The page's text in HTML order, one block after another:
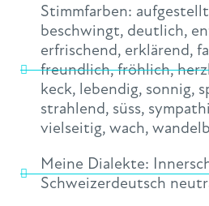
Stimmfarben: aufgestellt
beschwingt, deutlich,
erfrischend, erklärend,
freundlich,fröhlich,
keck, lebendig, sonnig,
strahlend, süss,
vielseitig, wach,
Meine Dialekte:
Schweizerdeutsch